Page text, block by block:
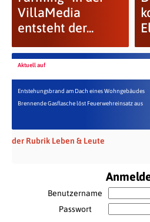
VillaMedia
entsteht der...
Aktuell auf
Entstehungsbrand am Dach eines Wohngebäudes
Brennende Gasflasche löst Feuerwehreinsatz aus
der Rubrik Leben & Leute
Benutzername
Passwort